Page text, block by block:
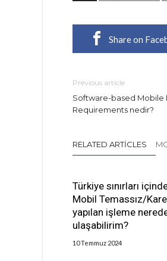
Share on
Previous article
Software-based Mobile
Requirements nedir?
RELATED ARTICLES
Türkiye sınırları
Mobil Temassız/
yapılan işleme
ulaşabilirim?
10 Temmuz 2024